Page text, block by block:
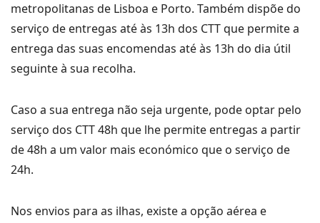
metropolitanas de Lisboa e Porto. Também dispõe do
serviço de entregas até às 13h dos CTT que permite a
entrega das suas encomendas até às 13h do dia útil
seguinte à sua recolha.
Caso a sua entrega não seja urgente, pode optar pelo
serviço dos CTT 48h que lhe permite entregas a partir
de 48h a um valor mais económico que o serviço de
24h.
Nos envios para as ilhas, existe a opção aérea e